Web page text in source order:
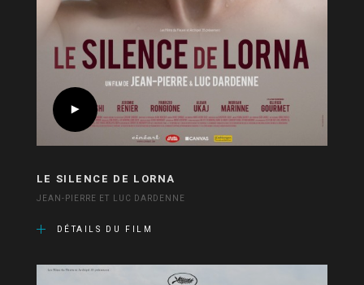
LE SILENCE DE LORNA
JEAN-PIERRE ET LUC DARDENNE
DÉTAILS DU FILM